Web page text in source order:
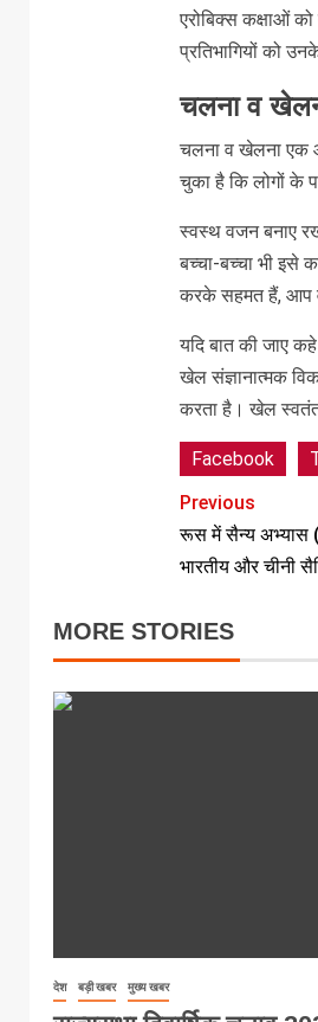
एरोबिक्स कक्षाओं को
प्रतिभागियों को
चलना व
चलना व खेलना एक
चुका है कि लोगों के
स्वस्थ वजन बनाए
बच्चा-बच्चा भी इसे
करके सहमत हैं, आप
यदि बात की जाए
खेल संज्ञानात्मक
करता है। खेल
Facebook
Previous
रूस में सैन्य अभ्यास
भारतीय और चीनी
MORE STORIES
देश बड़ी खबर मुख्य खबर